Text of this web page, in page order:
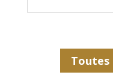
Toutes